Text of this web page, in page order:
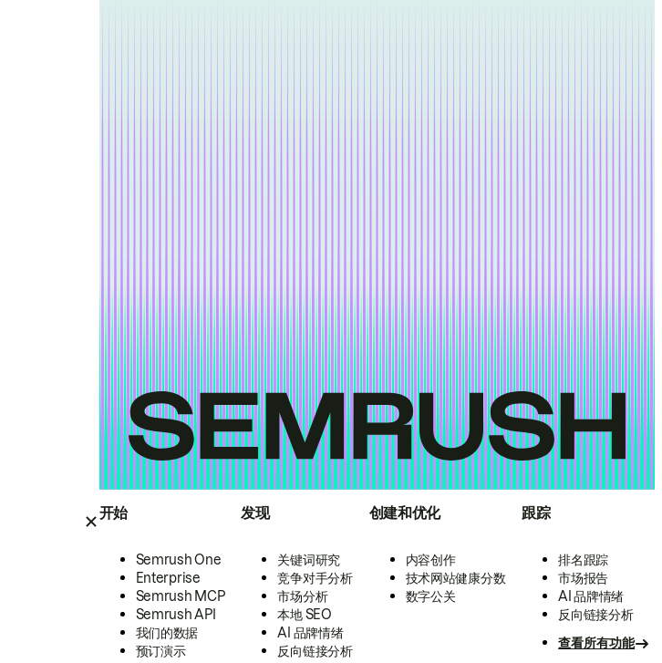
开始
Semrush One
Enterprise
Semrush MCP
Semrush API
我们的数据
预订演示
发现
关键词研究
竞争对手分析
市场分析
本地 SEO
AI 品牌情绪
反向链接分析
创建和优化
内容创作
技术网站健康分数
数字公关
跟踪
排名跟踪
市场报告
AI 品牌情绪
反向链接分析
查看所有功能